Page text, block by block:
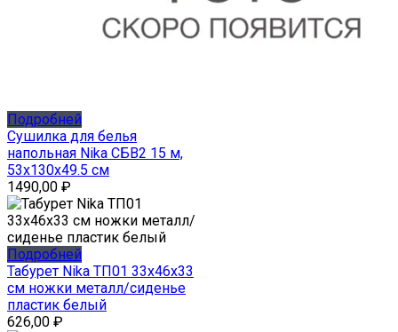
Подробней
Сушилка для белья
напольная Nika СБВ2 15 м,
53x130x49.5 см
1490,00 ₽
Подробней
Табурет Nika ТП01 33x46x33
см ножки металл/сиденье
пластик белый
626,00 ₽